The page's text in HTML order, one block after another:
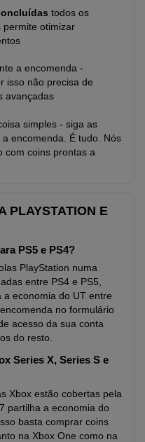
todos os
permite otimizar
a encomenda -
isso não precisa de
avançadas
simples - siga as
encomenda. É tudo. Nós
com coins prontas a
PLAYSTATION E
PS5 e PS4?
PlayStation numa
entre PS4 e PS5,
a economia do UT entre
no formulário
acesso da sua conta
do resto.
Series X, Series S e
Xbox estão cobertas pela
partilha a economia do
basta comprar coins
na Xbox One como na